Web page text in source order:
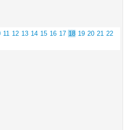
11 12 13 14 15 16 17 18 19 20 21 22